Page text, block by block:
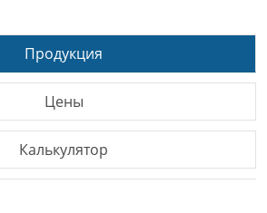
Продукция
Цены
Калькулятор